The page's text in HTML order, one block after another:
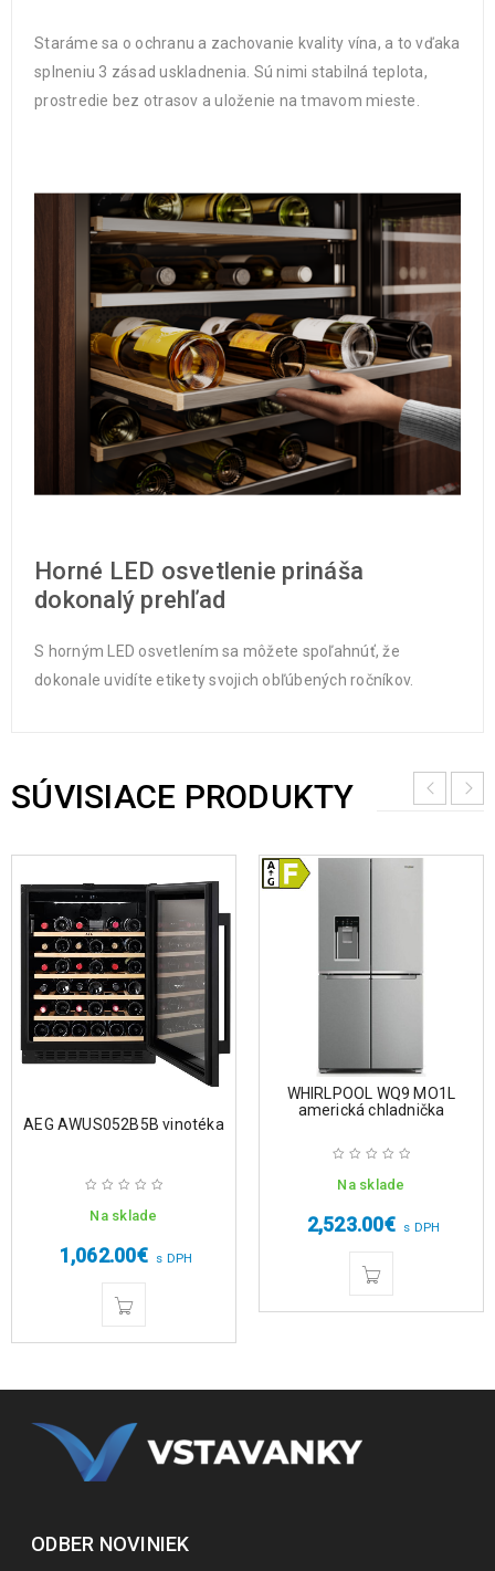
Staráme sa o ochranu a zachovanie kvality vína, a to vďaka
splneniu 3 zásad uskladnenia. Sú nimi stabilná teplota,
prostredie bez otrasov a uloženie na tmavom mieste.
Horné LED osvetlenie prináša
dokonalý prehľad
S horným LED osvetlením sa môžete spoľahnúť, že
dokonale uvidíte etikety svojich obľúbených ročníkov.
SÚVISIACE PRODUKTY
AEG AWUS052B5B vinotéka
Na sklade
1,062.00€ s DPH
WHIRLPOOL WQ9 MO1L
americká chladnička
Na sklade
2,523.00€ s DPH
ODBER NOVINIEK